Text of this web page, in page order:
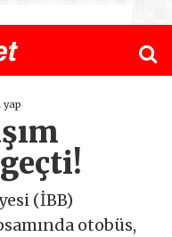
yap
(İBB)
otobüs,